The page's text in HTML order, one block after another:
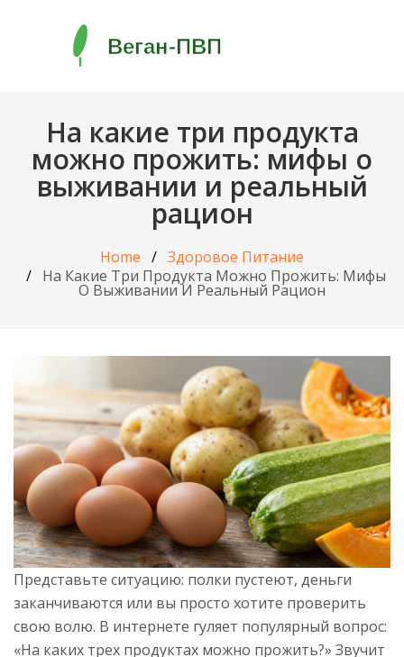
На какие три продукта
можно прожить: мифы о
выживании и реальный
рацион
Home
Здоровое Питание
На Какие Три Продукта Можно Прожить: Мифы
О Выживании И Реальный Рацион
Представьте ситуацию: полки пустеют, деньги
заканчиваются или вы просто хотите проверить
свою волю. В интернете гуляет популярный вопрос:
«На каких трех продуктах можно прожить?» Звучит